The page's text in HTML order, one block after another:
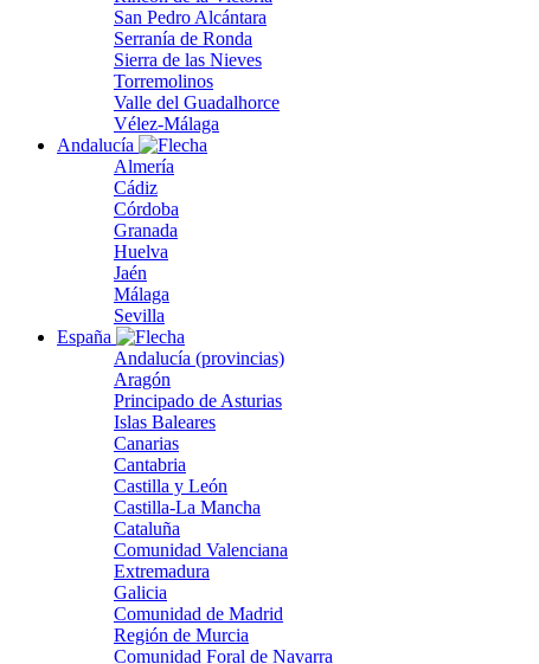
San Pedro Alcántara
Serranía de Ronda
Sierra de las Nieves
Torremolinos
Valle del Guadalhorce
Vélez-Málaga
Andalucía
Almería
Cádiz
Córdoba
Granada
Huelva
Jaén
Málaga
Sevilla
España
Andalucía (provincias)
Aragón
Principado de Asturias
Islas Baleares
Canarias
Cantabria
Castilla y León
Castilla-La Mancha
Cataluña
Comunidad Valenciana
Extremadura
Galicia
Comunidad de Madrid
Región de Murcia
Comunidad Foral de Navarra